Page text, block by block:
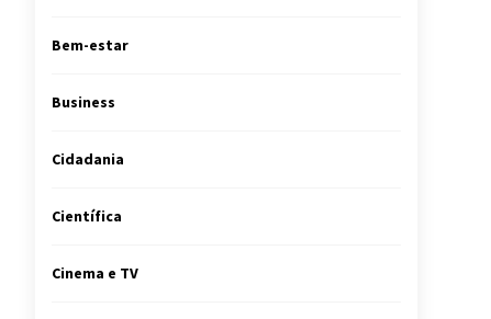
Bem-estar
Business
Cidadania
Científica
Cinema e TV